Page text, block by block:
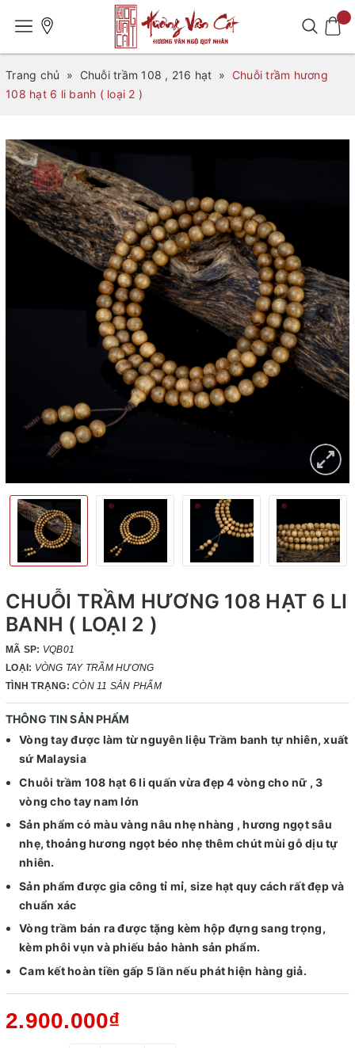
Trang chủ » Chuỗi trầm 108 , 216 hạt »
Chuỗi trầm hương
108 hạt 6 li banh ( loại 2 )
CHUỖI TRẦM HƯƠNG 108 HẠT 6 LI
BANH ( LOẠI 2 )
MÃ SP: VQB01
LOẠI: VÒNG TAY TRẦM HƯƠNG
TÌNH TRẠNG: CÒN 11 SẢN PHẨM
THÔNG TIN SẢN PHẨM
Vòng tay được làm từ nguyên liệu Trầm banh tự nhiên, xuất
sứ Malaysia
Chuỗi trầm 108 hạt 6 li quấn vừa đẹp 4 vòng cho nữ , 3
vòng cho tay nam lớn
Sản phẩm có màu vàng nâu nhẹ nhàng , hương ngọt sâu
nhẹ, thoảng hương ngọt béo nhẹ thêm chút mùi gỗ dịu tự
nhiên.
Sản phẩm được gia công tỉ mỉ, size hạt quy cách rất đẹp và
chuẩn xác
Vòng trầm bán ra được tặng kèm hộp đựng sang trọng,
kèm phôi vụn và phiếu bảo hành sản phẩm.
Cam kết hoàn tiền gấp 5 lần nếu phát hiện hàng giả.
2.900.000₫